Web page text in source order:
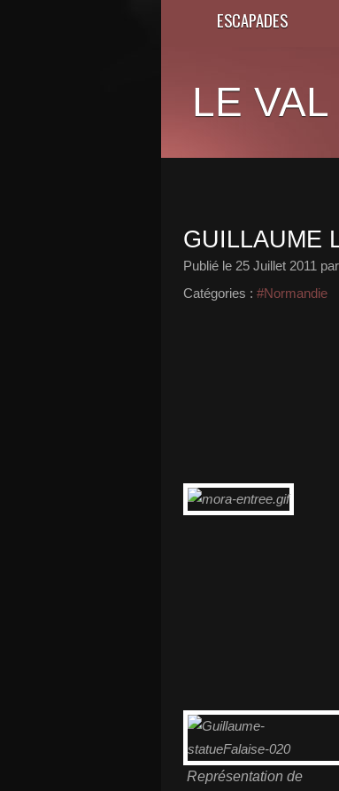
ESCAPADES
LE
GUILLAUME
Publié le 25 Juillet 2011
Catégories : #Normandie
Représentation de